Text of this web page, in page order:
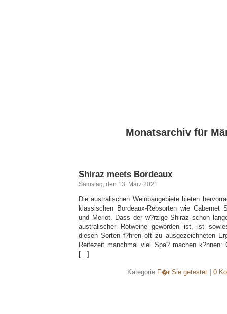
Monatsarchiv für
Shiraz meets Bordeaux
Samstag, den 13. März 2021
Die australischen Weinbaugebiete bieten
klassischen Bordeaux-Rebsorten wie Cabernet
und Merlot. Dass der w?rzige Shiraz schon
australischer Rotweine geworden ist, ist
diesen Sorten f?hren oft zu ausgezeichneten
Reifezeit manchmal viel Spa? machen k?nnen:
[…]
Kategorie F�r Sie getestet 0